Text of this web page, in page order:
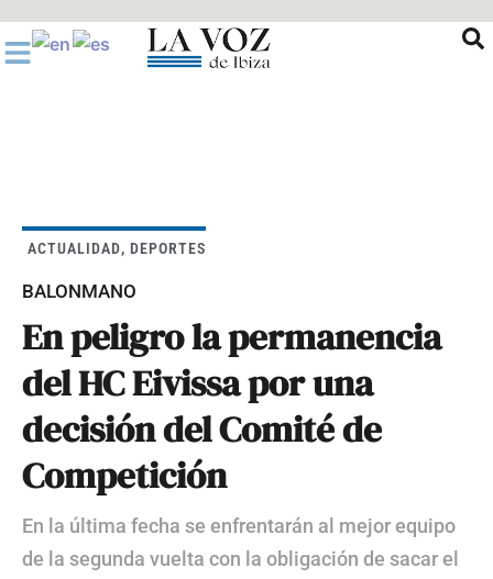
al
contenido
ACTUALIDAD, DEPORTES
BALONMANO
En peligro la permanencia
del HC Eivissa por una
decisión del Comité de
Competición
En la última fecha se enfrentarán al mejor equipo
de la segunda vuelta con la obligación de sacar el